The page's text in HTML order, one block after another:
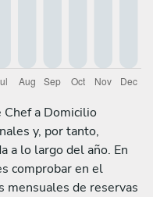
Chef a Domicilio
y, por tanto,
a lo largo del año. En
comprobar en el
mensuales de reservas